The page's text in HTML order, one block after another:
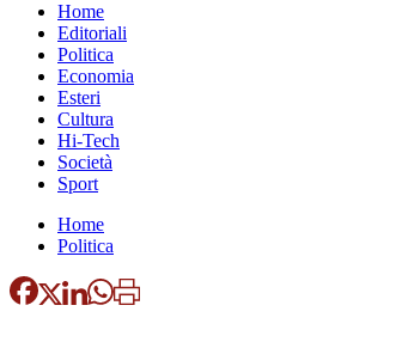
Home
Editoriali
Politica
Economia
Esteri
Cultura
Hi-Tech
Società
Sport
Home
Politica